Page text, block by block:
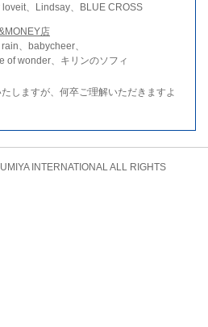
、Lindsay、BLUE CROSS
店
、babycheer、
of wonder、キリンのソフィ
しますが、何卒ご理解いただきますよ